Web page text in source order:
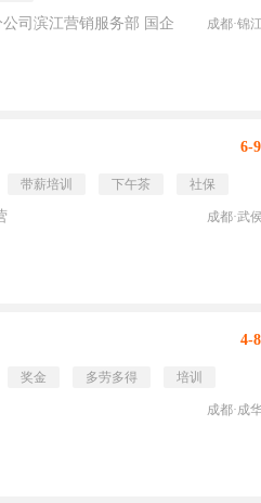
司滨江营销服务部 国企 成都·锦
6-
带薪培训 下午茶 社保
成都·武
4-
奖金 多劳多得 培训
成都·成